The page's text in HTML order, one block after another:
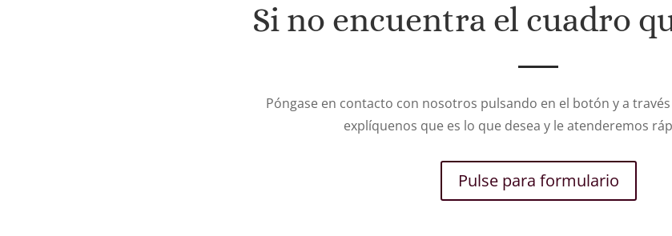
Si no encuentra el cuadro
Póngase en contacto con nosotros pulsando en el botón y a
explíquenos que es lo que desea y le atenderemos
Pulse para formulario